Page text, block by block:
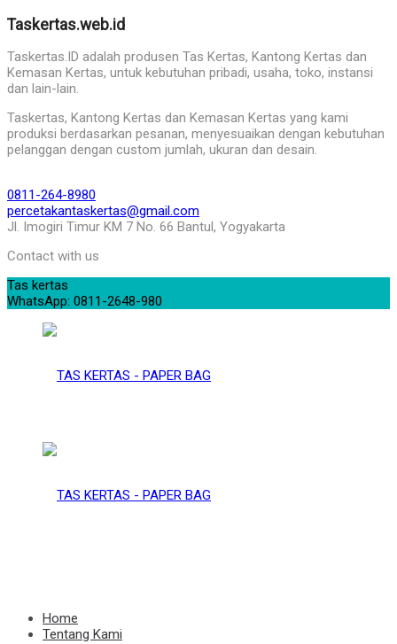
Taskertas.web.id
Taskertas.ID adalah produsen Tas Kertas, Kantong Kertas dan
Kemasan Kertas, untuk kebutuhan pribadi, usaha, toko, instansi
dan lain-lain.
Taskertas, Kantong Kertas dan Kemasan Kertas yang kami
produksi berdasarkan pesanan, menyesuaikan dengan kebutuhan
pelanggan dengan custom jumlah, ukuran dan desain.
0811-264-8980
percetakantaskertas@gmail.com
Jl. Imogiri Timur KM 7 No. 66 Bantul, Yogyakarta
Contact with us
Tas kertas
WhatsApp: 0811-2648-980
Home
Tentang Kami